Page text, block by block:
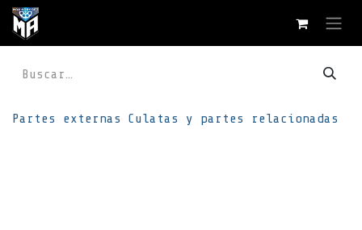
Ir al contenido
Partes externas Culatas y partes relacionadas